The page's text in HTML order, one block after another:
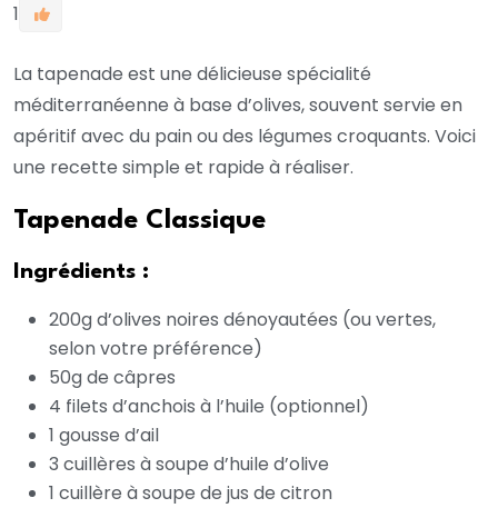
1
La tapenade est une délicieuse spécialité
méditerranéenne à base d’olives, souvent servie en
apéritif avec du pain ou des légumes croquants. Voici
une recette simple et rapide à réaliser.
Tapenade Classique
Ingrédients :
200g d’olives noires dénoyautées (ou vertes,
selon votre préférence)
50g de câpres
4 filets d’anchois à l’huile (optionnel)
1 gousse d’ail
3 cuillères à soupe d’huile d’olive
1 cuillère à soupe de jus de citron